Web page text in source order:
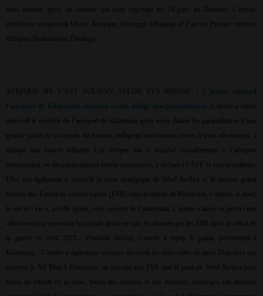
mois dernier, après un sommet qui avait regroupé les 24 pays en Tanzanie. L’équipe
précédente comprenait Uhuru Kenyatta, Olusegun Obasanjo et l’ancien Premier ministre
éthiopien Hailemariam Desalegn.
. L’armée a repris
mercredi le contrôle de l’aéroport de Khartoum après avoir chassé les paramilitaires d’une
grande partie de la capitale du Soudan, infligeant un nouveau revers à leurs adversaires, a
indiqué une source militaire. Les troupes ont « sécurisé complètement » l’aéroport
international, où les paramilitaires étaient positionnés, a déclaré à l’AFP la source militaire.
Elles ont également « encerclé la zone stratégique de Jebel Awliya », le dernier grand
bastion des Forces de soutien rapide (FSR) dans la région de Khartoum, « depuis le nord,
le sud et l’est », a-t-elle ajouté, sous couvert de l’anonymat. L’armée a lancé en janvier une
offensive pour reprendre la capitale après en voir été chassée par les FSR après le début de
la guerre en avril 2023….Vendredi dernier, l’armée a repris le palais présidentiel à
Khartoum…L’armée a également sécurisé mercredi les deux côtés du pont Manshiya qui
traverse le Nil Bleu à Khartoum, ne laissant aux FSR que le pont de Jebel Awliya pour
battre en retraite de la zone. Selon des témoins et des militants, interrogés ces derniers